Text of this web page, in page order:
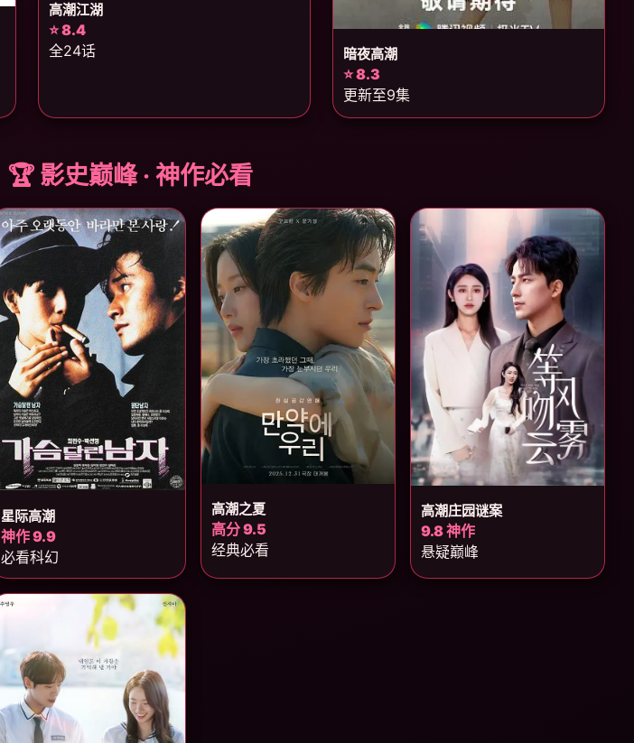
高潮江湖
⭐ 8.4
全24话
暗夜高潮
⭐ 8.3
更新至9集
🏆 影史巅峰 · 神作必看
星际高潮
神作 9.9
必看科幻
高潮之夏
高分 9.5
经典必看
高潮庄园谜案
9.8 神作
悬疑巅峰